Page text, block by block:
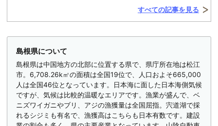
すべての記事を見る
島根県について
島根県は中国地方の北部に位置する県で、県庁所在地は松江
市。6,708.26k㎡の面積は全国19位で、人口およそ665,000
人は全国46位となっています。日本海に面した日本海側気候
ですが、気候は比較的温暖なエリアです。漁業が盛んで、ベ
ニズワイガニやブリ、アジの漁獲量は全国屈指。宍道湖で採
れるシジミも有名で、漁獲高はこちらも日本有数です。建設